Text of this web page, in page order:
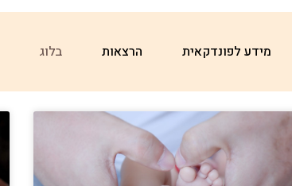
מידע לפונדקאית​ הרצאות בלוג